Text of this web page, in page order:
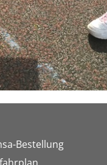
Bestellung